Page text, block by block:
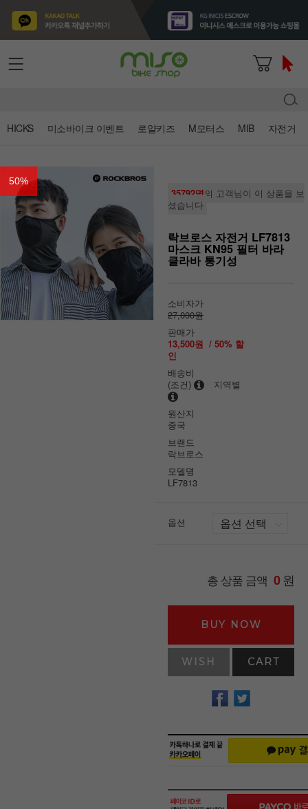
HICKS 미소바이크 이벤트 로얄키즈 M모터스 MIB 자전거
50%
35792명의 고객님이 이 상품을 보
셨습니다
락브로스 자전거 LF7813
마스크 KN95 필터 바라
클라바 통기성
소비자가
27,000원
판매가
13,500원 / 50% 할
인
배송비
(조건)
지역별
원산지
중국
브랜드
락브로스
모델명
LF7813
옵션
총 상품 금액 0원
BUY NOW
WISH CART